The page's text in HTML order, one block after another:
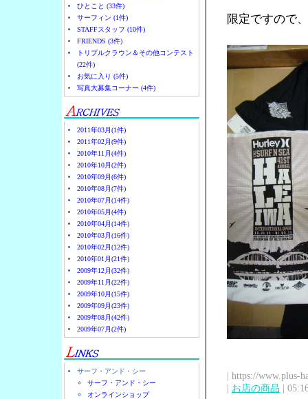
ひとこと (33件)
サーフィン (1件)
STAFFスタッフ (10件)
FRIENDS (3件)
トリプルクラウン＆その他コンテスト
(22件)
お気に入り (5件)
写真大募集コーナー (4件)
2011年03月(1件)
2011年02月(9件)
2010年11月(4件)
2010年10月(2件)
2010年09月(6件)
2010年08月(7件)
2010年07月(14件)
2010年05月(4件)
2010年04月(14件)
2010年03月(16件)
2010年02月(12件)
2010年01月(21件)
2009年12月(32件)
2009年11月(22件)
2009年10月(15件)
2009年09月(23件)
2009年08月(42件)
2009年07月(2件)
サーフ・アンド・シー
サーフ・アンド・シー
オンラインショップ
限定ですので
| https://www.plus-
| お店の商品 |